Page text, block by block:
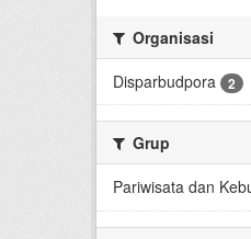
Organisasi
Disparbudpora
2
Grup
Pariwisata dan